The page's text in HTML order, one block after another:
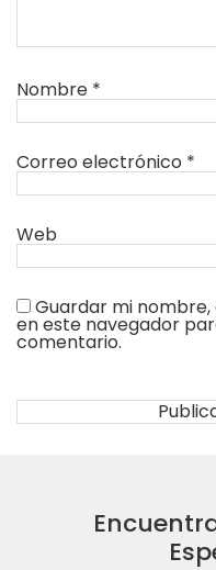
Nombre *
Correo electrónico *
Web
Guardar mi
en este navegador
comentario.